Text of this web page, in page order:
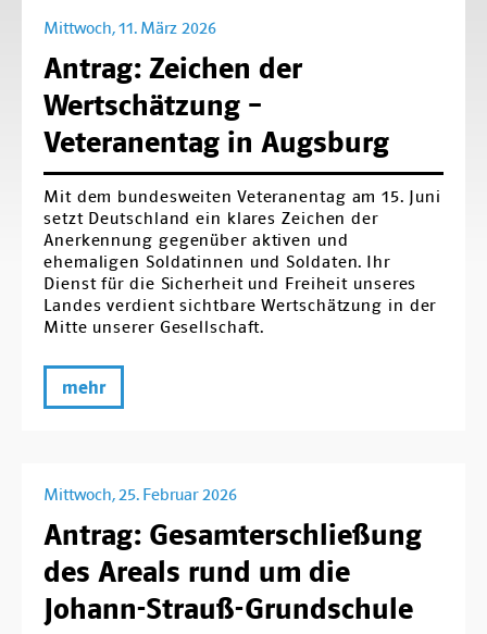
Mittwoch, 11. März 2026
Antrag: Zeichen der
Wertschätzung –
Veteranentag in Augsburg
Mit dem bundesweiten Veteranentag am 15. Juni
setzt Deutschland ein klares Zeichen der
Anerkennung gegenüber aktiven und
ehemaligen Soldatinnen und Soldaten. Ihr
Dienst für die Sicherheit und Freiheit unseres
Landes verdient sichtbare Wertschätzung in der
Mitte unserer Gesellschaft.
mehr
Mittwoch, 25. Februar 2026
Antrag: Gesamterschließung
des Areals rund um die
Johann-Strauß-Grundschule